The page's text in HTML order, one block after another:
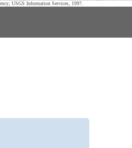
USGS Information Services, 1997.